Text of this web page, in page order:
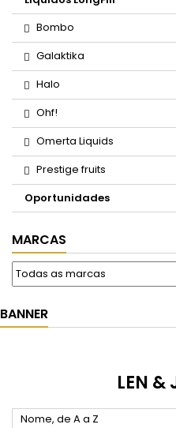
Bombo
Galaktika
Halo
Ohf!
Omerta Liquids
Prestige fruits
Oportunidades
MARCAS
BANNER
LEN &
Nome, de A a Z